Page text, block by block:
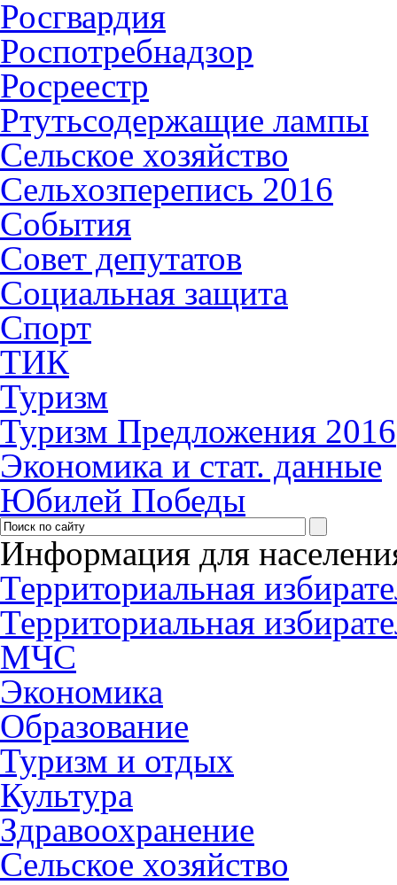
Росгвардия
Роспотребнадзор
Росреестр
Ртутьсодержащие лампы
Сельское хозяйство
Сельхозперепись 2016
События
Совет депутатов
Социальная защита
Спорт
ТИК
Туризм
Туризм Предложения 2016
Экономика и стат. данные
Юбилей Победы
Информация для
Территориальная
Территориальная
МЧС
Экономика
Образование
Туризм и отдых
Культура
Здравоохранение
Сельское хозяйство